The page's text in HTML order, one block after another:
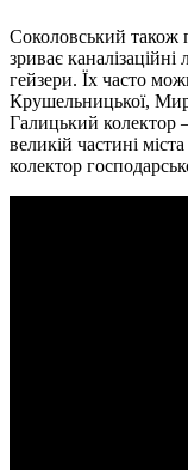
Соколовський також
зриває
гейзери. Їх часто
Крушельницької,
Галицький колектор
великій частині
колектор